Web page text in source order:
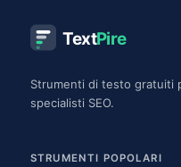
TextPire
Strumenti di testo gratuiti
specialisti SEO.
STRUMENTI POPOLARI